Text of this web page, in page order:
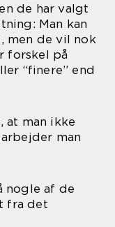
de har valgt
Man kan
men de vil nok
forskel på
“finere” end
at man ikke
man
nogle af de
fra det